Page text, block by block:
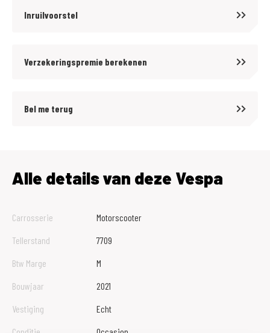
Inruilvoorstel
Verzekeringspremie berekenen
Bel me terug
Alle details van deze Vespa
Carrosserie
Motorscooter
Tellerstand
7709
Btw Marge
M
Bouwjaar
2021
Vestiging
Echt